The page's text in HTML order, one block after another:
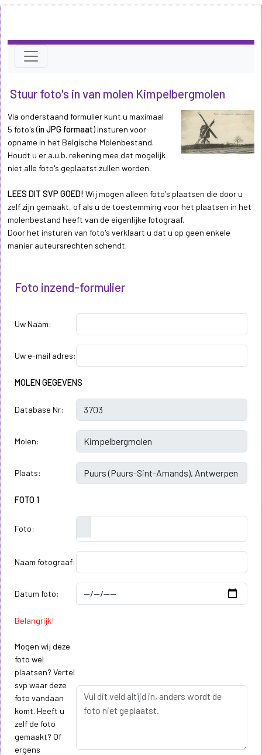
Stuur foto's in van molen Kimpelbergmolen
Via onderstaand formulier kunt u maximaal
5 foto's (in JPG formaat) insturen voor
opname in het Belgische Molenbestand.
Houdt u er a.u.b. rekening mee dat mogelijk
niet alle foto's geplaatst zullen worden.
LEES DIT SVP GOED! Wij mogen alleen foto's plaatsen die door u
zelf zijn gemaakt, of als u de toestemming voor het plaatsen in het
molenbestand heeft van de eigenlijke fotograaf.
Door het insturen van foto's verklaart u dat u op geen enkele
manier auteursrechten schendt.
Foto inzend-formulier
Uw Naam:
Uw e-mail adres:
MOLEN GEGEVENS
Database Nr:
Molen:
Plaats:
FOTO 1
Foto:
Naam fotograaf:
Datum foto:
Belangrijk!
Mogen wij deze
foto wel
plaatsen? Vertel
svp waar deze
foto vandaan
komt. Heeft u
zelf de foto
gemaakt? Of
ergens